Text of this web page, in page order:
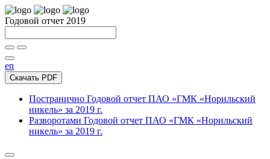
Годовой отчет 2019
en
Скачать PDF
Постранично Годовой отчет ПАО «ГМК «Норильский
никель» за 2019 г.
Разворотами Годовой отчет ПАО «ГМК «Норильский
никель» за 2019 г.